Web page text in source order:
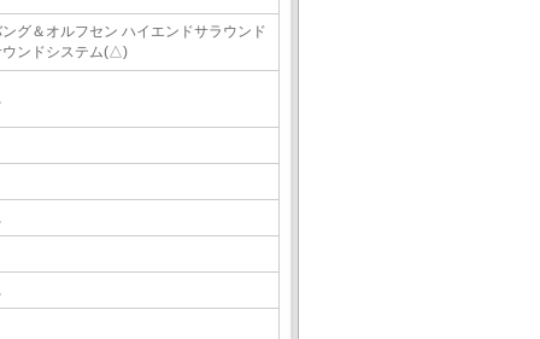
グ＆オルフセン ハイエンドサラウンド
ウンドシステム(△)